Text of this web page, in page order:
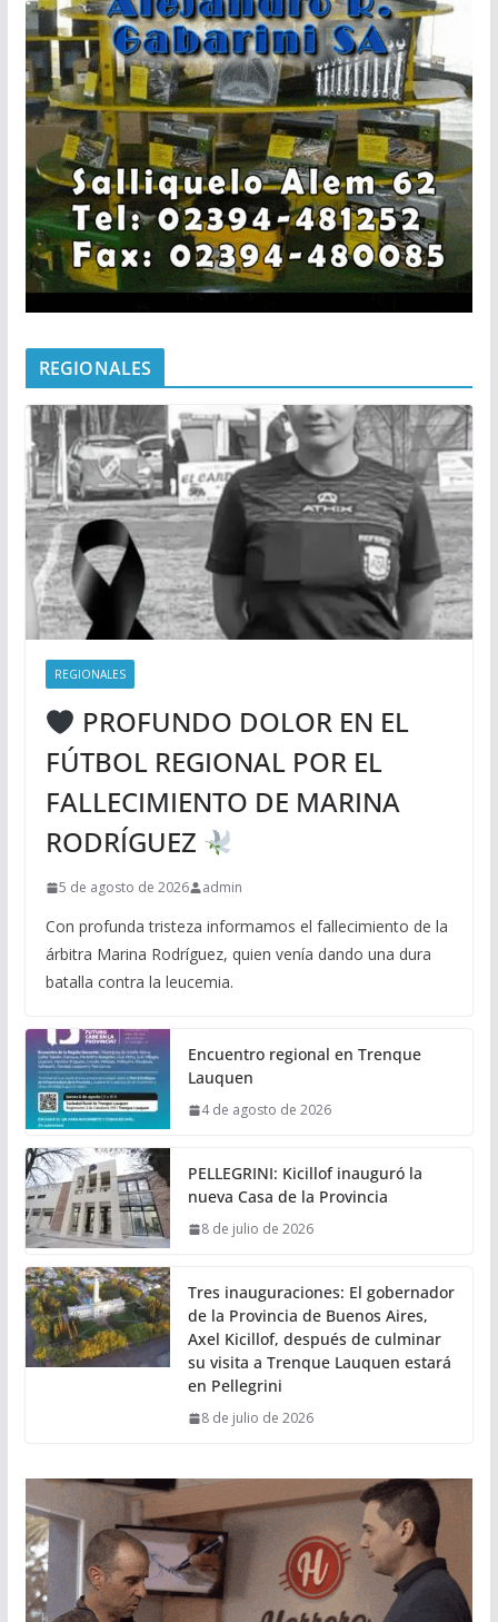
REGIONALES
REGIONALES
PROFUNDO DOLOR EN EL
FÚTBOL REGIONAL POR EL
FALLECIMIENTO DE MARINA
RODRÍGUEZ
5 de agosto de 2026 admin
Con profunda tristeza informamos el fallecimiento de la
árbitra Marina Rodríguez, quien venía dando una dura
batalla contra la leucemia.
Encuentro regional en Trenque
Lauquen
4 de agosto de 2026
PELLEGRINI: Kicillof inauguró la
nueva Casa de la Provincia
8 de julio de 2026
Tres inauguraciones: El gobernador
de la Provincia de Buenos Aires,
Axel Kicillof, después de culminar
su visita a Trenque Lauquen estará
en Pellegrini
8 de julio de 2026